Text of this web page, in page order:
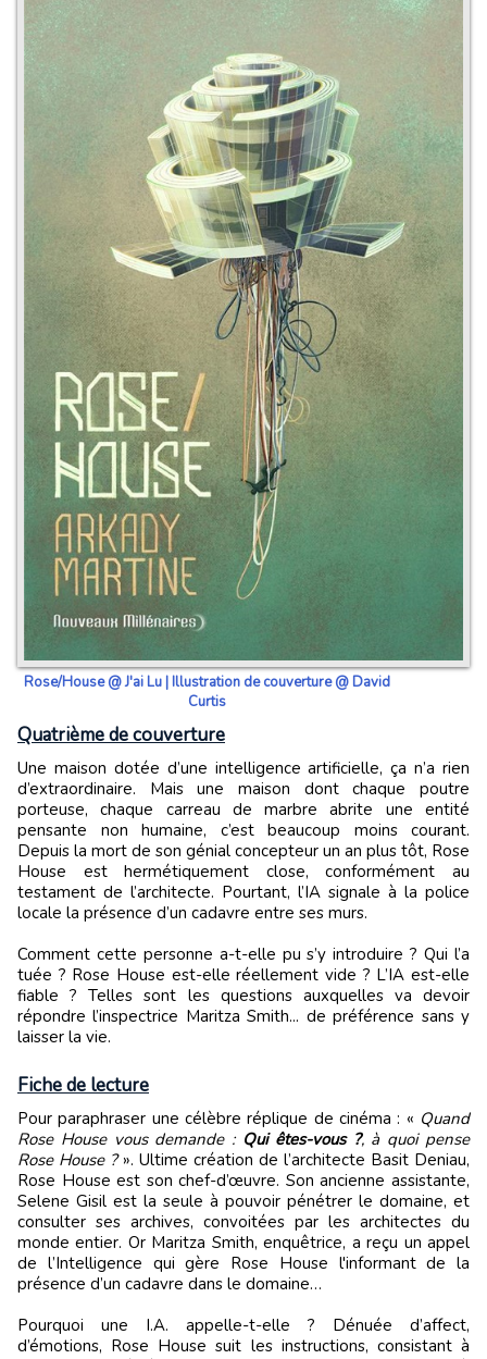
Rose/House @ J'ai Lu | Illustration de couverture @ David
Curtis
Quatrième de couverture
Une maison dotée d’une intelligence artificielle, ça n’a rien
d’extraordinaire. Mais une maison dont chaque poutre
porteuse, chaque carreau de marbre abrite une entité
pensante non humaine, c’est beaucoup moins courant.
Depuis la mort de son génial concepteur un an plus tôt, Rose
House est hermétiquement close, conformément au
testament de l’architecte. Pourtant, l’IA signale à la police
locale la présence d’un cadavre entre ses murs.
Comment cette personne a-t-elle pu s’y introduire ? Qui l’a
tuée ? Rose House est-elle réellement vide ? L’IA est-elle
fiable ? Telles sont les questions auxquelles va devoir
répondre l’inspectrice Maritza Smith... de préférence sans y
laisser la vie.
Fiche de lecture
Pour paraphraser une célèbre réplique de cinéma : « Quand
Rose House vous demande : Qui êtes-vous ?, à quoi pense
Rose House ? ». Ultime création de l’architecte Basit Deniau,
Rose House est son chef-d’œuvre. Son ancienne assistante,
Selene Gisil est la seule à pouvoir pénétrer le domaine, et
consulter ses archives, convoitées par les architectes du
monde entier. Or Maritza Smith, enquêtrice, a reçu un appel
de l’Intelligence qui gère Rose House l'informant de la
présence d’un cadavre dans le domaine…
Pourquoi une I.A. appelle-t-elle ? Dénuée d’affect,
d’émotions, Rose House suit les instructions, consistant à